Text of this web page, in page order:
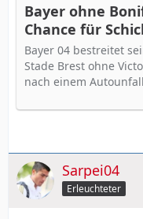
Bayer ohne
Chance für
Bayer 04 bestreitet
Stade Brest ohne
nach einem
Sarpei04
Erleuchteter